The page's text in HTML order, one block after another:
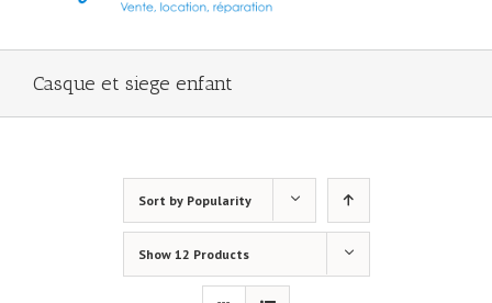
Casque et siege enfant
Sort by Popularity
Show 12 Products